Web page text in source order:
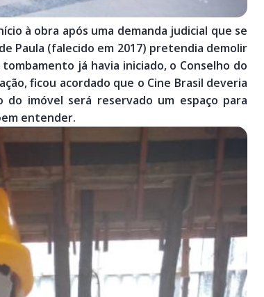
à obra após uma demanda judicial que se
Paula (falecido em 2017) pretendia demolir
já havia iniciado, o Conselho do
ficou acordado que o Cine Brasil deveria
imóvel será reservado um espaço para
entender.